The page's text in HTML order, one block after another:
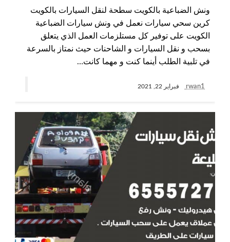
ونش الضباعية بالكويت سطحة لنقل السيارات بالكويت
كرين سحي سيارات نعمل في ونش سيارات الضباعية
الكويت على توفير كل مستلزمات العمل الذي يتعلق
بسحب و نقل السيارات و الشاحنات حيث نمتاز بالسرعة
في تلبية الطلب أينما كنت و مهما كانت…
rwan1 فبراير 22, 2021